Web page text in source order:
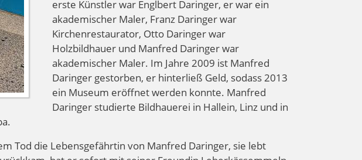
erste Künstler war Englbert Daringer, er war ein
akademischer Maler, Franz Daringer war
Kirchenrestaurator, Otto Daringer war
Holzbildhauer und Manfred Daringer war
akademischer Maler. Im Jahre 2009 ist Manfred
Daringer gestorben, er hinterließ Geld, sodass 2013
ein Museum eröffnet werden konnte. Manfred
Daringer studierte Bildhauerei in Hallein, Linz und in
Tod die Lebensgefährtin von Manfred Daringer, sie lebt